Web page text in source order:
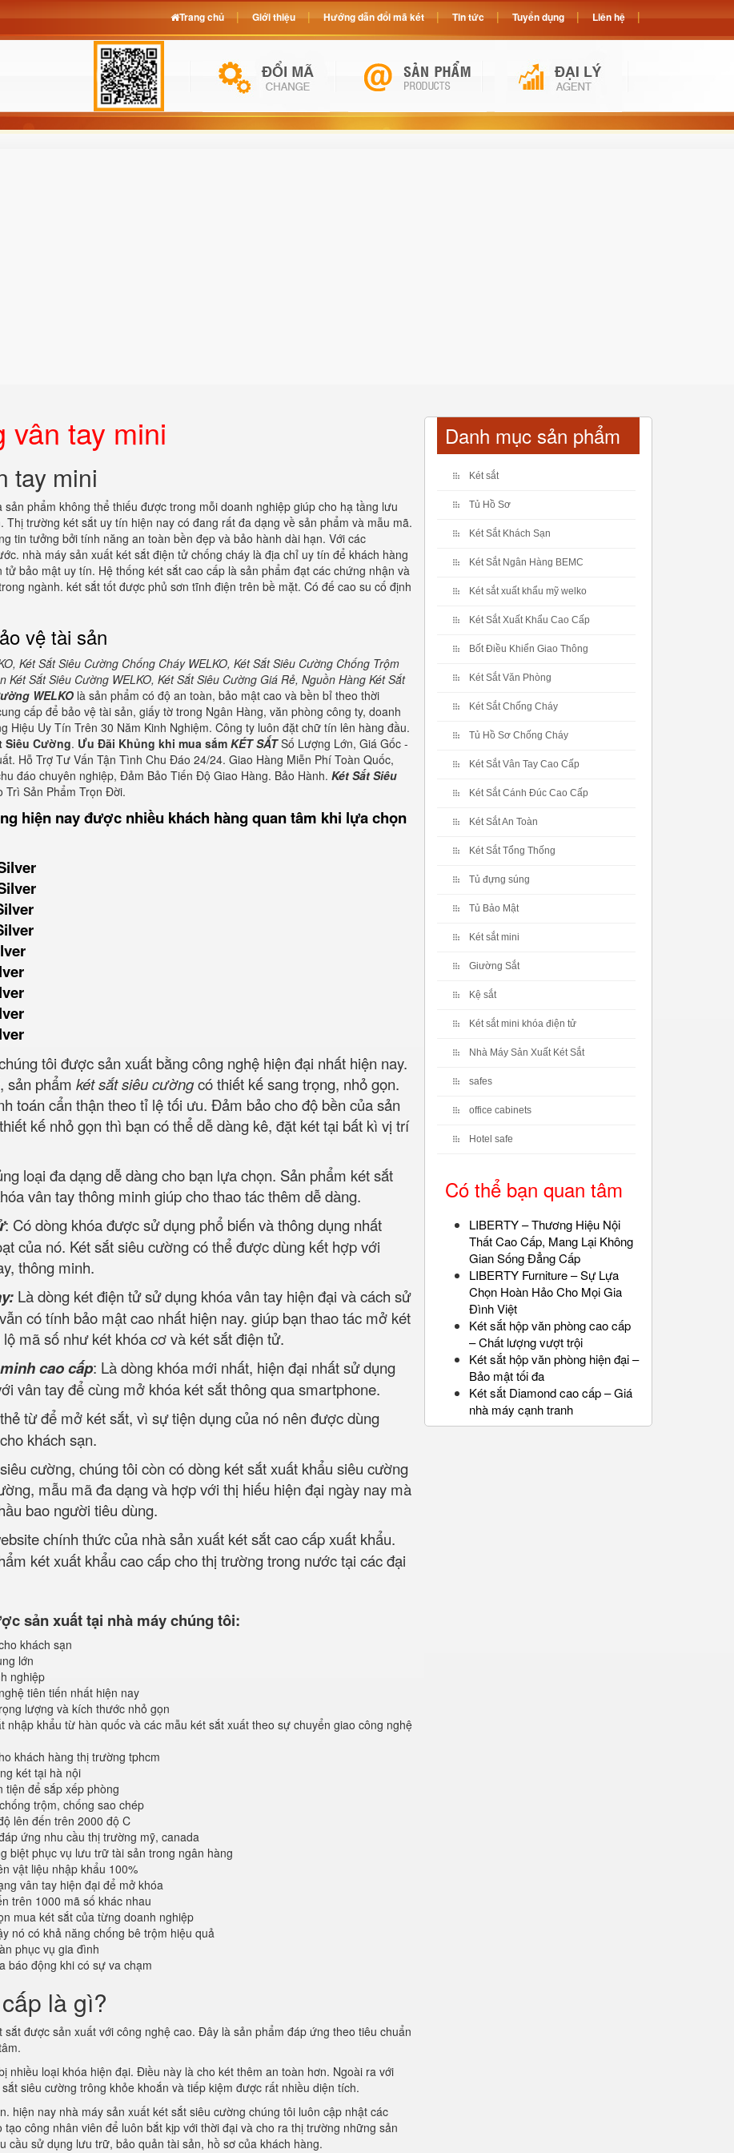
vân tay mini
tay mini
sản phẩm không thể thiếu được trong mỗi doanh nghiệp giúp cho hạ tầng lưu
trường két sắt uy tín hiện nay có đang rất đa dạng về sản phẩm và mẫu mã.
tin tưởng bởi tính năng an toàn bền đẹp và bảo hành dài hạn. Với các
nhà máy sản xuất két sắt điện tử chống cháy là địa chỉ uy tín để khách hàng
bảo mật uy tín. Hệ thống két sắt cao cấp là sản phẩm đạt các chứng nhận và
ngành. két sắt tốt được phủ sơn tĩnh điện trên bề mặt. Có đế cao su cố định
vệ tài sản
Két Sắt Siêu Cường Chống Cháy WELKO, Két Sắt Siêu Cường Chống Trộm
Két Sắt Siêu Cường WELKO, Két Sắt Siêu Cường Giá Rẻ, Nguồn Hàng Két Sắt
WELKO là sản phẩm có độ an toàn, bảo mật cao và bền bỉ theo thời
cấp để bảo vệ tài sản, giấy tờ trong Ngân Hàng, văn phòng công ty, doanh
Hiệu Uy Tín Trên 30 Năm Kinh Nghiệm. Công ty luôn đặt chữ tín lên hàng đầu.
Siêu Cường. Ưu Đãi Khủng khi mua sắm KÉT SẮTSố Lượng Lớn, Giá Gốc -
Hỗ Trợ Tư Vấn Tận Tình Chu Đáo 24/24. Giao Hàng Miễn Phí Toàn Quốc,
đáo chuyên nghiệp, Đảm Bảo Tiến Độ Giao Hàng. Bảo Hành. Két Sắt Siêu
Trì Sản Phẩm Trọn Đời.
hiện nay được nhiều khách hàng quan tâm khi lựa chọn
tôi được sản xuất bằng công nghệ hiện đại nhất hiện nay.
sản phẩm két sắt siêu cườngcó thiết kế sang trọng, nhỏ gọn.
toán cẩn thận theo tỉ lệ tối ưu. Đảm bảo cho độ bền của sản
kế nhỏ gọn thì bạn có thể dễ dàng kê, đặt két tại bất kì vị trí
loại đa dạng dễ dàng cho bạn lựa chọn. Sản phẩm két sắt
vân tay thông minh giúp cho thao tác thêm dễ dàng.
: Có dòng khóa được sử dụng phổ biến và thông dụng nhất
của nó. Két sắt siêu cường có thể được dùng kết hợp với
thông minh.
Là dòng két điện tử sử dụng khóa vân tay hiện đại và cách sử
có tính bảo mật cao nhất hiện nay. giúp bạn thao tác mở két
mã số như két khóa cơ và két sắt điện tử.
cao cấp: Là dòng khóa mới nhất, hiện đại nhất sử dụng
vân tay để cùng mở khóa két sắt thông qua smartphone.
từ để mở két sắt, vì sự tiện dụng của nó nên được dùng
khách sạn.
cường, chúng tôi còn có dòng két sắt xuất khẩu siêu cường
mẫu mã đa dạng và hợp với thị hiếu hiện đại ngày nay mà
bao người tiêu dùng.
chính thức của nhà sản xuất két sắt cao cấp xuất khẩu.
két xuất khẩu cao cấp cho thị trường trong nước tại các đại
sản xuất tại nhà máy chúng tôi:
khách sạn
lớn
nghiệp
tiên tiến nhất hiện nay
lượng và kích thước nhỏ gọn
nhập khẩu từ hàn quốc và các mẫu két sắt xuất theo sự chuyển giao công nghệ
khách hàng thị trường tphcm
két tại hà nội
tiện để sắp xếp phòng
trộm, chống sao chép
lên đến trên 2000 độ C
ứng nhu cầu thị trường mỹ, canada
biệt phục vụ lưu trữ tài sản trong ngân hàng
vật liệu nhập khẩu 100%
vân tay hiện đại để mở khóa
trên 1000 mã số khác nhau
mua két sắt của từng doanh nghiệp
nó có khả năng chống bê trộm hiệu quả
phục vụ gia đình
báo động khi có sự va chạm
là gì?
được sản xuất với công nghệ cao. Đây là sản phẩm đáp ứng theo tiêu chuẩn
nhiều loại khóa hiện đại. Điều này là cho két thêm an toàn hơn. Ngoài ra với
siêu cường trông khỏe khoắn và tiếp kiệm được rất nhiều diện tích.
hiện nay nhà máy sản xuất két sắt siêu cường chúng tôi luôn cập nhật các
công nhân viên để luôn bắt kịp với thời đại và cho ra thị trường những sản
cầu sử dụng lưu trữ, bảo quản tài sản, hồ sơ của khách hàng.
Danh mục sản phẩm
Két sắt
Tủ Hồ Sơ
Két Sắt Khách Sạn
Két Sắt Ngân Hàng BEMC
Két sắt xuất khẩu mỹ welko
Két Sắt Xuất Khẩu Cao Cấp
Bốt Điều Khiển Giao Thông
Két Sắt Văn Phòng
Két Sắt Chống Cháy
Tủ Hồ Sơ Chống Cháy
Két Sắt Vân Tay Cao Cấp
Két Sắt Cánh Đúc Cao Cấp
Két Sắt An Toàn
Két Sắt Tổng Thống
Tủ đựng súng
Tủ Bảo Mật
Két sắt mini
Giường Sắt
Kệ sắt
Két sắt mini khóa điện tử
Nhà Máy Sản Xuất Két Sắt
safes
office cabinets
Hotel safe
Có thể bạn quan tâm
LIBERTY – Thương Hiệu Nội
Thất Cao Cấp, Mang Lại Không
Gian Sống Đẳng Cấp
LIBERTY Furniture – Sự Lựa
Chọn Hoàn Hảo Cho Mọi Gia
Đình Việt
Két sắt hộp văn phòng cao cấp
– Chất lượng vượt trội
Két sắt hộp văn phòng hiện đại –
Bảo mật tối đa
Két sắt Diamond cao cấp – Giá
nhà máy cạnh tranh
Trang chủ Giới thiệu Hướng dẫn đổi mã két Tin tức Tuyển dụng Liên hệ